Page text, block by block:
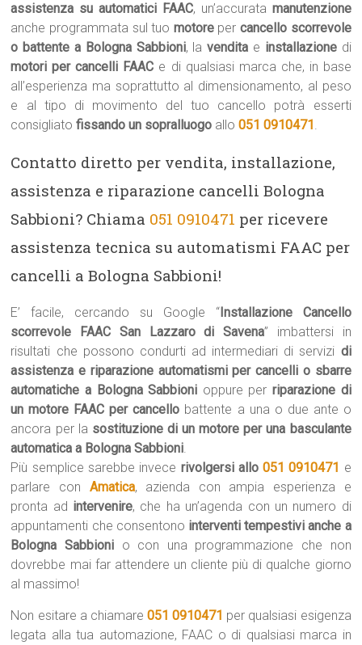
assistenza su automatici FAAC, un’accurata manutenzione
anche programmata sul tuo motoreper cancello scorrevole
o battente a Bologna Sabbioni, lavendita e installazionedi
motori per cancelli FAAC e di qualsiasi marca che, in base
all’esperienza ma soprattutto al dimensionamento, al peso
e al tipo di movimento del tuo cancello potrà esserti
consigliatofissando un sopralluogo allo051 0910471.
Contatto diretto per vendita, installazione,
assistenza e riparazione cancelli Bologna
Sabbioni? Chiama 051 0910471 per ricevere
assistenza tecnica su automatismi FAAC per
cancelli a Bologna Sabbioni!
E’ facile, cercando su Google “Installazione Cancello
scorrevole FAAC San Lazzaro di Savena” imbattersi in
risultati che possono condurti ad intermediari di servizi di
assistenza e riparazione automatismi per cancelli o sbarre
automatiche a Bologna Sabbioni oppure per riparazione di
un motore FAAC per cancello battente a una o due ante o
ancora per la sostituzione di un motore per una basculante
automatica a Bologna Sabbioni.
Più semplice sarebbe invece rivolgersi allo051 0910471 e
parlare con Amatica, azienda con ampia esperienza e
pronta ad intervenire, che ha un’agenda con un numero di
appuntamenti che consentono interventi tempestivi anche a
Bologna Sabbioni o con una programmazione che non
dovrebbe mai far attendere un cliente più di qualche giorno
al massimo!
Non esitare a chiamare 051 0910471 per qualsiasi esigenza
legata alla tua automazione, FAAC o di qualsiasi marca in